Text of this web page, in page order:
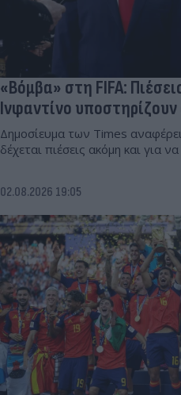
«Βόμβα» στη FIFA:
Ινφαντίνο υποστηρίζουν
Δημοσίευμα των Times
δέχεται πιέσεις ακόμη και για
02.08.2026 19:05